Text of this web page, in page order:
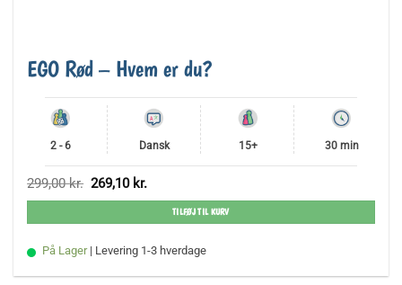
EGO Rød – Hvem er du?
2 - 6 Dansk 15+ 30 min
299,00kr. Den
oprindelige
pris
299,00 kr..
269,10 kr.
aktuelle
pris
269,10 kr..
TILFØJ TIL KURV
På Lager | Levering 1-3 hverdage